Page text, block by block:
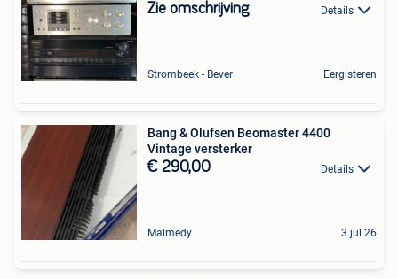
Zie omschrijving Details
Strombeek - Bever Eergisteren
Bang & Olufsen Beomaster 4400
Vintage versterker
€ 290,00 Details
Malmedy 3 jul 26